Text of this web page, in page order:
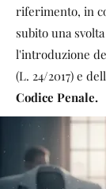
riferimento, in
subito una
l'introduzione
(L. 24/2017) e
Codice Penale.